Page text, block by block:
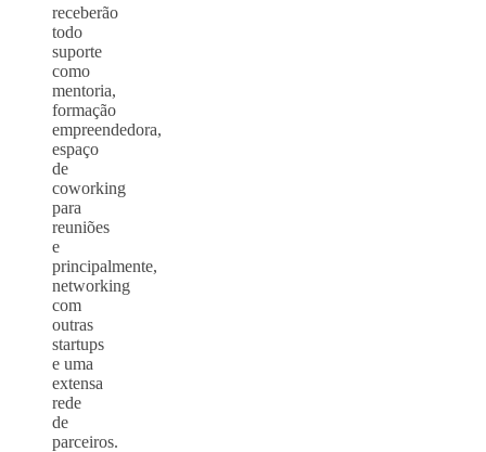
receberão
todo
suporte
como
mentoria,
formação
empreendedora,
espaço
de
coworking
para
reuniões
e
principalmente,
networking
com
outras
startups
e uma
extensa
rede
de
parceiros.